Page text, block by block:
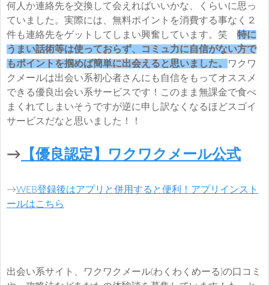
何人か連絡先を交換して会えればいいかな、くらいに思っ
ていました。実際には、無料ポイントを消費する事なく２
件も連絡先をゲットしてしまい興奮しています。笑 特に
うまい話術等は使っておらず、コミュ力に自信がない方で
もポイントを掴めば簡単に出会えると思いました。
ワクワ
クメールは出会い系初心者さんにも自信をもってオススメ
できる優良出会い系サービスです！このまま無課金で食べ
まくれてしまいそうですが逆に申し訳なくなるほどスゴイ
サービスだなと思いました！！
→ 【優良認定】ワクワクメール公式
→WEB登録後はアプリと併用すると便利！アプリインスト
ールはこちら
出会い系サイト、ワクワクメール(わくわくめーる)の口コミ